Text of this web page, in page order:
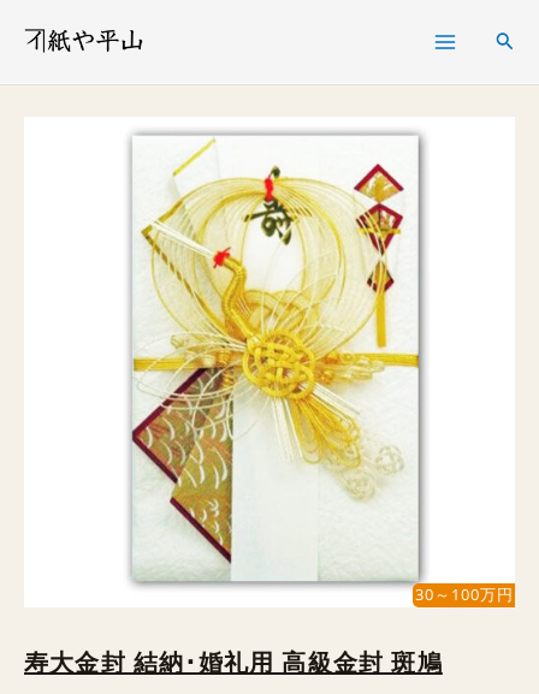
検
30～100万円
寿大金封 結納･婚礼用 高級金封 斑鳩
斑